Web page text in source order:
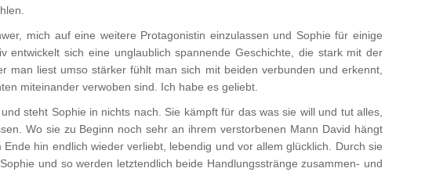
mich auf eine weitere Protagonistin einzulassen und Sophie für einige
entwickelt sich eine unglaublich spannende Geschichte, die stark mit der
man liest umso stärker fühlt man sich mit beiden verbunden und erkennt,
miteinander verwoben sind. Ich habe es geliebt.
steht Sophie in nichts nach. Sie kämpft für das was sie will und tut alles,
Wo sie zu Beginn noch sehr an ihrem verstorbenen Mann David hängt
hin endlich wieder verliebt, lebendig und vor allem glücklich. Durch sie
und so werden letztendlich beide Handlungsstränge zusammen- und